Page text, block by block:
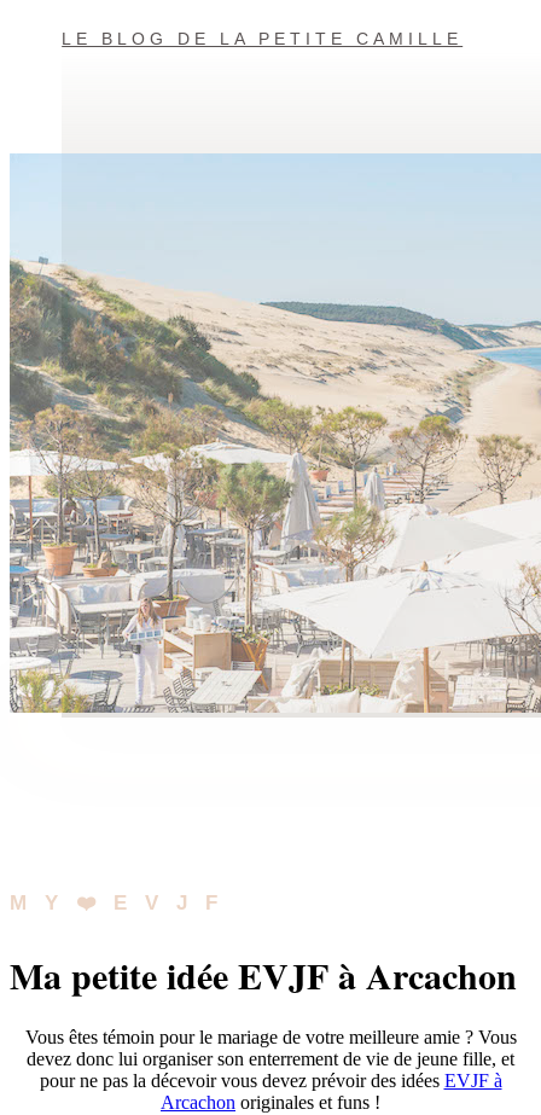
LE BLOG DE LA PETITE CAMILLE
MY❤️EVJF
Ma petite idée EVJF à Arcachon
Vous êtes témoin pour le mariage de votre meilleure amie ? Vous
devez donc lui organiser son enterrement de vie de jeune fille, et
pour ne pas la décevoir vous devez prévoir des idées EVJF à
Arcachon originales et funs !